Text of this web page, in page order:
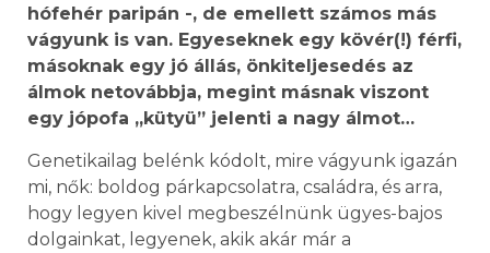
hófehér paripán -, de emellett számos más
vágyunk is van. Egyeseknek egy kövér(!) férfi,
másoknak egy jó állás, önkiteljesedés az
álmok netovábbja, megint másnak viszont
egy jópofa „kütyü” jelenti a nagy álmot…
Genetikailag belénk kódolt, mire vágyunk igazán
mi, nők: boldog párkapcsolatra, családra, és arra,
hogy legyen kivel megbeszélnünk ügyes-bajos
dolgainkat, legyenek, akik akár már a